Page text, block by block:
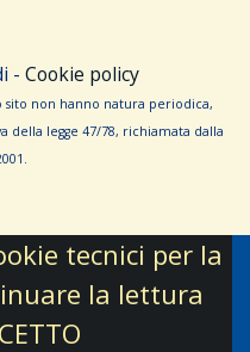
- Cookie policy
non hanno na­tura periodica,
della legge 47/78, richiamata dalla
tecnici per la
la lettura